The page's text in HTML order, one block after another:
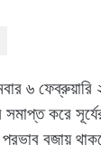
৬
সমাপ্ত করে
বজায়